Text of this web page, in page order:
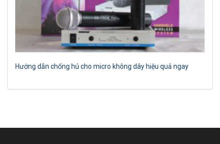
Hướng dẫn chống hú cho micro không dây hiệu quả ngay